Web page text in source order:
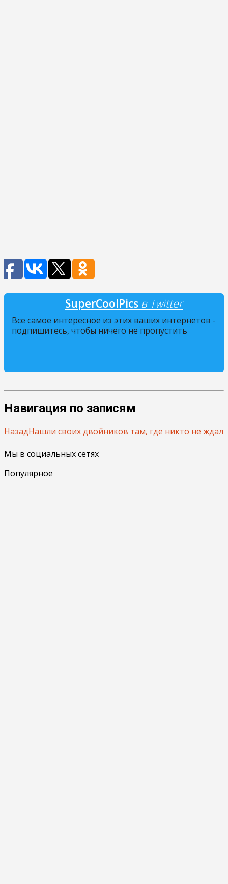
SuperCoolPics в Twitter
Все самое интересное из этих ваших интернетов -
подпишитесь, чтобы ничего не пропустить
Навигация по записям
НазадНашли своих двойников там, где никто не ждал
Мы в социальных сетях
Популярное